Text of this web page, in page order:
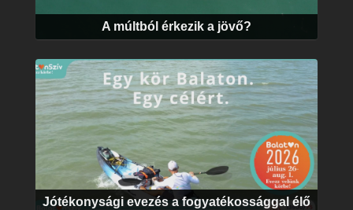
A múltból érkezik a jövő?
Jótékonysági evezés a fogyatékossággal élő